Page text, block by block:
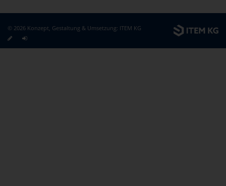
© 2026 Konzept, Gestaltung & Umsetzung: ITEM KG